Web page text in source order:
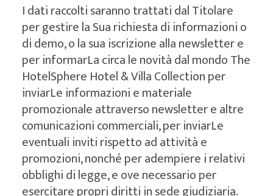
I dati raccolti saranno trattati dal Titolare
per gestire la Sua richiesta di informazioni o
di demo, o la sua iscrizione alla newsletter e
per informarLa circa le novità dal mondo The
HotelSphere Hotel & Villa Collection per
inviarLe informazioni e materiale
promozionale attraverso newsletter e altre
comunicazioni commerciali, per inviarLe
eventuali inviti rispetto ad attività e
promozioni, nonché per adempiere i relativi
obblighi di legge, e ove necessario per
esercitare propri diritti in sede giudiziaria.